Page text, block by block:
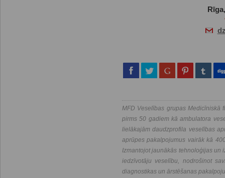
MFD Veselības grupas Medicīniskā
pirms 50 gadiem kā ambulatora
lielākajām daudzprofila veselības
aprūpes pakalpojumus vairāk kā
Izmantojot jaunākās tehnoloģijas un
iedzīvotāju veselību, nodrošinot
diagnostikas un ārstēšanas